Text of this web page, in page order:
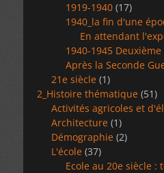
1919-1940 (17)
1940_la fin d'une
En attendant
1940-1945
Après la Seconde
21e siècle (1)
2_Histoire thématique (51)
Activités agricoles et
Architecture (1)
Démographie (2)
L'école (37)
Ecole au 20e siècle :